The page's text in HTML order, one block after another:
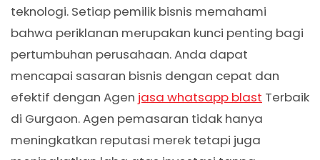
teknologi. Setiap pemilik bisnis memahami
bahwa periklanan merupakan kunci penting bagi
pertumbuhan perusahaan. Anda dapat
mencapai sasaran bisnis dengan cepat dan
efektif dengan Agen jasa whatsapp blast Terbaik
di Gurgaon. Agen pemasaran tidak hanya
meningkatkan reputasi merek tetapi juga